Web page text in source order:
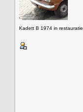
Kadett B 1974 in restauratie